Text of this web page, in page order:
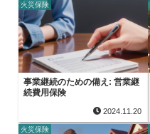
火災保険
事業継続のための備え: 営業継
続費用保険
2024.11.20
火災保険